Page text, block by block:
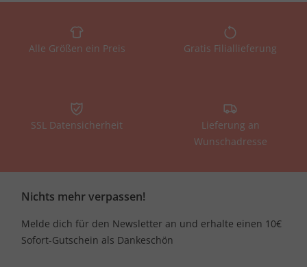
Alle Größen ein Preis Gratis Filiallieferung
SSL Datensicherheit
Lieferung an
Wunschadresse
Nichts mehr verpassen!
Melde dich für den Newsletter an und erhalte einen 10€
Sofort-Gutschein als Dankeschön